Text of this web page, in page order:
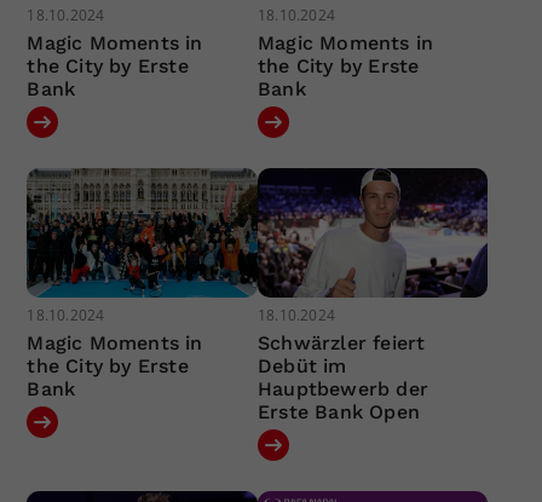
18.10.2024
Magic Moments in
the City by Erste
Bank
18.10.2024
Magic Moments in
the City by Erste
Bank
18.10.2024
Magic Moments in
the City by Erste
Bank
18.10.2024
Schwärzler feiert
Debüt im
Hauptbewerb der
Erste Bank Open